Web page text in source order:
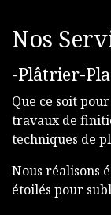
Nos
-Plâtrier-
Que ce soit
travaux de
techniques de
Nous réalisons
étoilés pour